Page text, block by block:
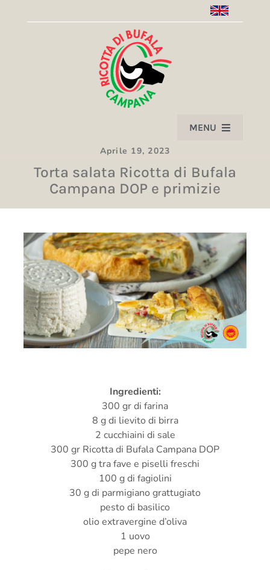
MENU
HOME
PRODOTTO
SOCI
PRESS AREA
IN CUCINA
Aprile 19, 2023
Torta salata Ricotta di Bufala
Campana DOP e primizie
Ingredienti:
300 gr di farina
8 g di lievito di birra
2 cucchiaini di sale
300 gr Ricotta di Bufala Campana DOP
300 g tra fave e piselli freschi
100 g di fagiolini
30 g di parmigiano grattugiato
pesto di basilico
olio extravergine d’oliva
1 uovo
pepe nero